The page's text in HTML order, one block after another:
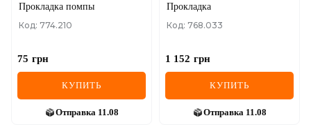
POLESTAR
Прокладка помпы
Код: 774.210
75 грн
КУПИТЬ
Отправка 11.08
Прокладка
Код: 768.033
1 152 грн
КУПИТЬ
Отправка 11.08